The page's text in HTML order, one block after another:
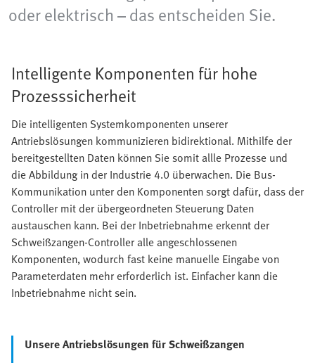
oder elektrisch – das entscheiden Sie.
Intelligente Komponenten für hohe
Prozesssicherheit
Die intelligenten Systemkomponenten unserer
Antriebslösungen kommunizieren bidirektional. Mithilfe der
bereitgestellten Daten können Sie somit allle Prozesse und
die Abbildung in der Industrie 4.0 überwachen. Die Bus-
Kommunikation unter den Komponenten sorgt dafür, dass der
Controller mit der übergeordneten Steuerung Daten
austauschen kann. Bei der Inbetriebnahme erkennt der
Schweißzangen-Controller alle angeschlossenen
Komponenten, wodurch fast keine manuelle Eingabe von
Parameterdaten mehr erforderlich ist. Einfacher kann die
Inbetriebnahme nicht sein.
Unsere Antriebslösungen für Schweißzangen